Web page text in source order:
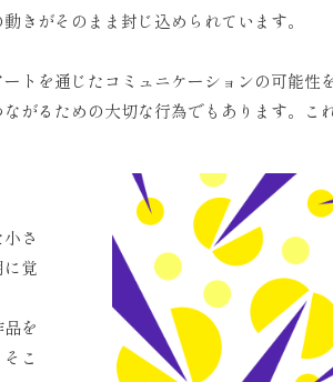
きがそのまま封じ込められています。
トを通じたコミュニケーションの可能性
がるための大切な行為でもあります。こ
さ
覚
を
こ